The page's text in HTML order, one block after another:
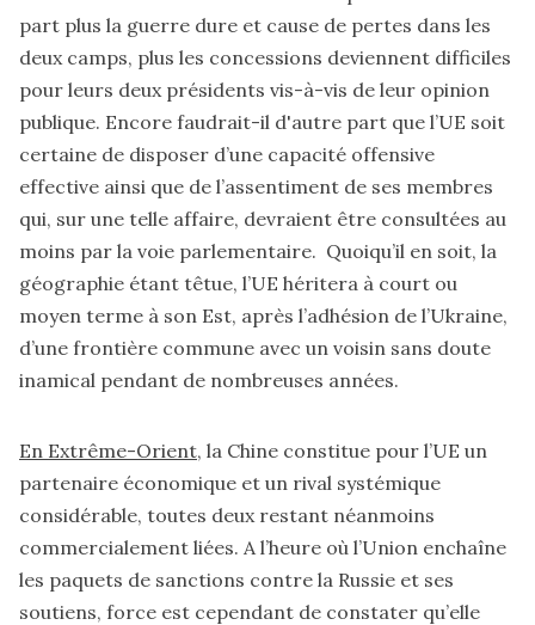
part plus la guerre dure et cause de pertes dans les
deux camps, plus les concessions deviennent difficiles
pour leurs deux présidents vis-à-vis de leur opinion
publique. Encore faudrait-il d'autre part que l’UE soit
certaine de disposer d’une capacité offensive
effective ainsi que de l’assentiment de ses membres
qui, sur une telle affaire, devraient être consultées au
moins par la voie parlementaire. Quoiqu’il en soit, la
géographie étant têtue, l’UE héritera à court ou
moyen terme à son Est, après l’adhésion de l’Ukraine,
d’une frontière commune avec un voisin sans doute
inamical pendant de nombreuses années.
En Extrême-Orient, la Chine constitue pour l’UE un
partenaire économique et un rival systémique
considérable, toutes deux restant néanmoins
commercialement liées. A l’heure où l’Union enchaîne
les paquets de sanctions contre la Russie et ses
soutiens, force est cependant de constater qu’elle